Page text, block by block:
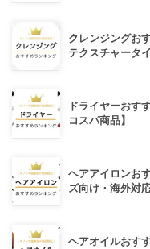
クレンジングお
テクスチャータ
ドライヤーおす
コスパ商品】
ヘアアイロンお
ズ向け・海外対
ヘアオイルおす